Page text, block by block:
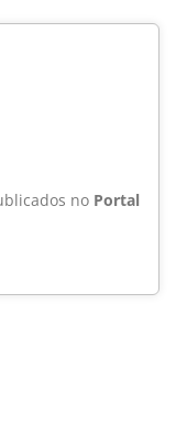
no Portal